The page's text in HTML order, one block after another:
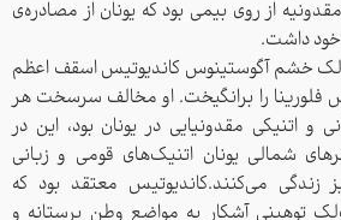
از روی بیمی بود که یونان از مصادره‌ی
خود داشت.
خشم آگوستینوس کاندیوتیس اسقف اعظم
فلورینا را بر‌انگیخت. او مخالف سر‌سخت هر
و اتنیکی مقدونیایی در یونان بود، این در
شمالی یونان اتنیک‌های قومی و زبانی
زندگی می‌کنند.کاندیوتیس معتقد بود که
توهینی آشکار به مواضع وطن پرستانه و